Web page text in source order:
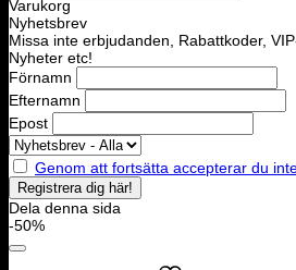
Varukorg
Nyhetsbrev
Missa inte erbjudanden, Rabattkoder,
Nyheter etc!
Förnamn
Efternamn
Epost
Genom att fortsätta accepterar du
Dela denna sida
-50%